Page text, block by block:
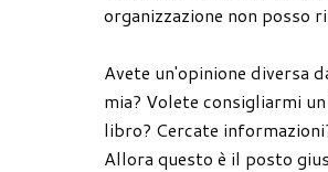
organizzazione non posso
Avete un'opinione diversa
mia? Volete consigliarmi
libro? Cercate
Allora questo è il posto